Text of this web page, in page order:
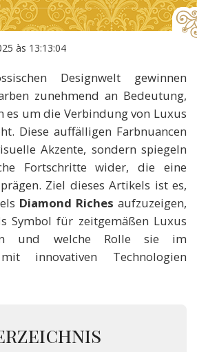
às 13:13:04
Designwelt gewinnen
zunehmend an Bedeutung,
es um die Verbindung von Luxus
Diese auffälligen Farbnuancen
Akzente, sondern spiegeln
Fortschritte wider, die eine
Ziel dieses Artikels ist es,
Diamond Riches aufzuzeigen,
Symbol für zeitgemäßen Luxus
und welche Rolle sie im
innovativen Technologien